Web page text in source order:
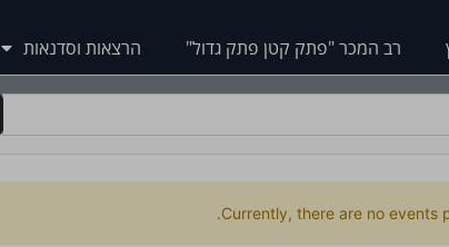
רב המכר "פתק קטן פתק גדול" הרצאות וסדנאות
Currently, there are no events